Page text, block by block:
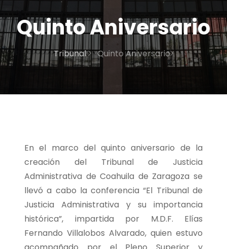
Quinto Aniversario
Tribunal Quinto Aniversario
En el marco del quinto aniversario de la
creación del Tribunal de Justicia
Administrativa de Coahuila de Zaragoza se
llevó a cabo la conferencia “El Tribunal de
Justicia Administrativa y su importancia
histórica”, impartida por M.D.F. Elías
Fernando Villalobos Alvarado, quien estuvo